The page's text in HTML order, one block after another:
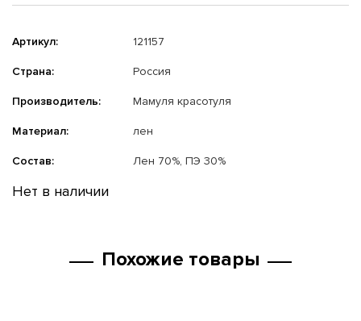
Артикул: 121157
Страна: Россия
Производитель: Мамуля красотуля
Материал: лен
Состав: Лен 70%, ПЭ 30%
Нет в наличии
Похожие товары